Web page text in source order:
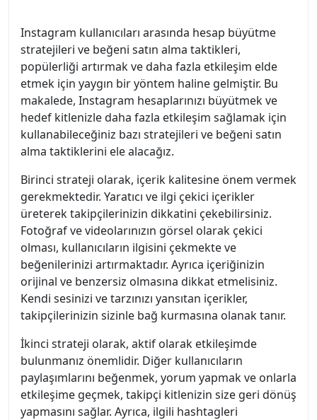
Instagram kullanıcıları arasında hesap büyütme
stratejileri ve beğeni satın alma taktikleri,
popülerliği artırmak ve daha fazla etkileşim elde
etmek için yaygın bir yöntem haline gelmiştir. Bu
makalede, Instagram hesaplarınızı büyütmek ve
hedef kitlenizle daha fazla etkileşim sağlamak için
kullanabileceğiniz bazı stratejileri ve beğeni satın
alma taktiklerini ele alacağız.
Birinci strateji olarak, içerik kalitesine önem vermek
gerekmektedir. Yaratıcı ve ilgi çekici içerikler
üreterek takipçilerinizin dikkatini çekebilirsiniz.
Fotoğraf ve videolarınızın görsel olarak çekici
olması, kullanıcıların ilgisini çekmekte ve
beğenilerinizi artırmaktadır. Ayrıca içeriğinizin
orijinal ve benzersiz olmasına dikkat etmelisiniz.
Kendi sesinizi ve tarzınızı yansıtan içerikler,
takipçilerinizin sizinle bağ kurmasına olanak tanır.
İkinci strateji olarak, aktif olarak etkileşimde
bulunmanız önemlidir. Diğer kullanıcıların
paylaşımlarını beğenmek, yorum yapmak ve onlarla
etkileşime geçmek, takipçi kitlenizin size geri dönüş
yapmasını sağlar. Ayrıca, ilgili hashtagleri